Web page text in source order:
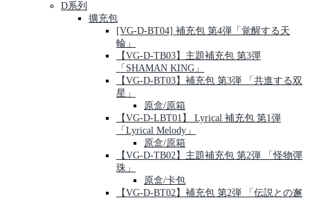
D系列
擴充包
[VG-D-BT04] 補充包 第4弾「覚醒する天
輪」
【VG-D-TB03】主題補充包 第3彈
「SHAMAN KING」
【VG-D-BT03】補充包 第3弾 「共進する双
星」
原盒/原箱
【VG-D-LBT01】 Lyrical 補充包 第1弾
「Lyrical Melody」
原盒/原箱
【VG-D-TB02】主題補充包 第2弾 「怪物彈
珠」
原盒/卡包
【VG-D-BT02】補充包 第2弾 「伝説との邂